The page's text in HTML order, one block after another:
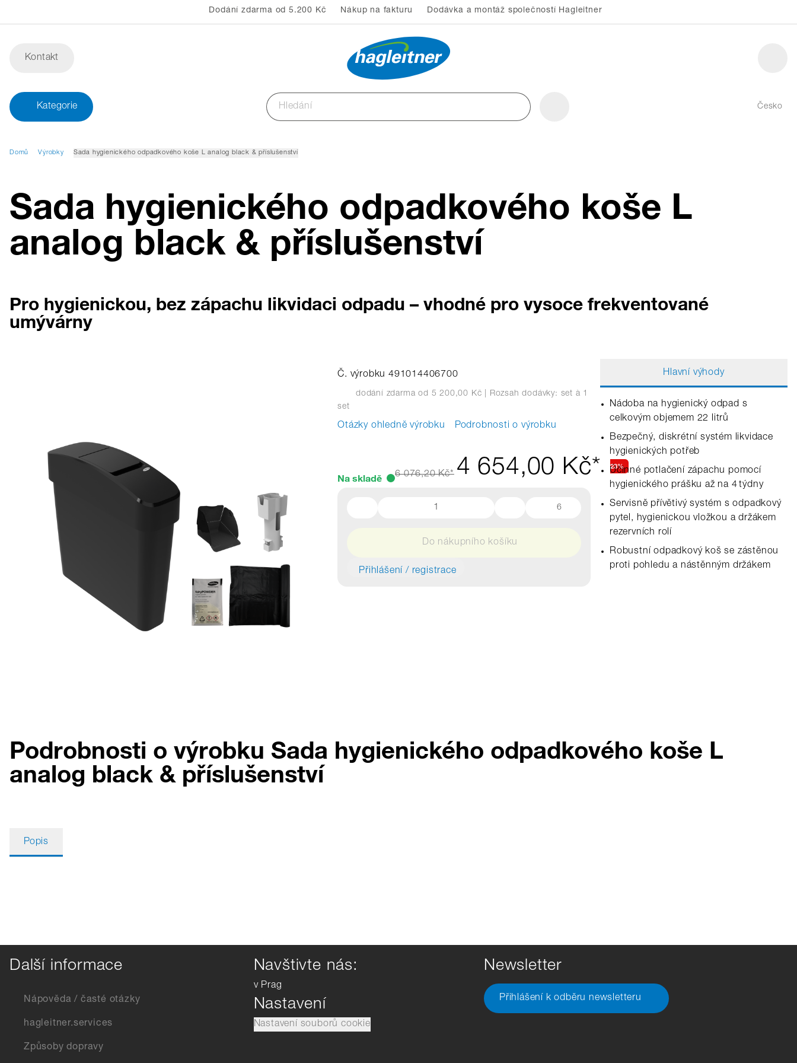
Dodání zdarma od 5.200 Kč Nákup na fakturu Dodávka a montáž společností Hagleitner
Kontakt
Kategorie Česko
Domů Výrobky Sada hygienického odpadkového koše L analog black & příslušenství
Sada hygienického odpadkového koše L
analog black & příslušenství
Pro hygienickou, bez zápachu likvidaci odpadu – vhodné pro vysoce frekventované
umývárny
Č. výrobku 491014406700
dodání zdarma od 5 200,00 Kč | Rozsah dodávky: set à 1
set
Otázky ohledně výrobku Podrobnosti o výrobku
Na skladě 6 076,20 Kč* 4 654,00 Kč* 23%
6
Do nákupního košíku
Přihlášení / registrace
Hlavní výhody
Nádoba na hygienický odpad s
celkovým objemem 22 litrů
Bezpečný, diskrétní systém likvidace
hygienických potřeb
Účinné potlačení zápachu pomocí
hygienického prášku až na 4 týdny
Servisně přívětivý systém s odpadkový
pytel, hygienickou vložkou a držákem
rezervních rolí
Robustní odpadkový koš se zástěnou
proti pohledu a nástěnným držákem
Podrobnosti o výrobku Sada hygienického odpadkového koše L
analog black & příslušenství
Popis
Další informace
Nápověda / časté otázky
hagleitner.services
Způsoby dopravy
Navštivte nás:
v Prag
Nastavení
Nastavení souborů cookie
Newsletter
Přihlášení k odběru newsletteru